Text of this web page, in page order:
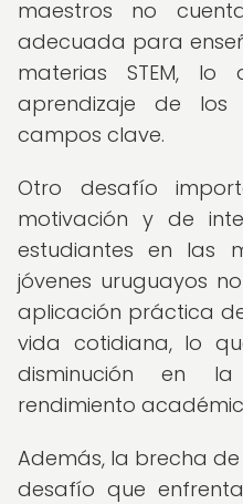
maestros no
adecuada para
materias STEM,
aprendizaje de los
campos clave.
Otro desafío
motivación y de
estudiantes en las
jóvenes uruguayos
aplicación práctica
vida cotidiana, lo
disminución en
rendimiento
Además, la brecha de
desafío que